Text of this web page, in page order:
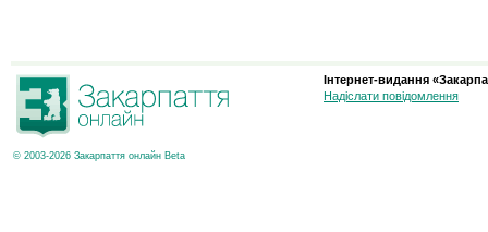
© 2003-2026 Закарпаття онлайн Beta
Інтернет-видання
Надіслати повідомлення